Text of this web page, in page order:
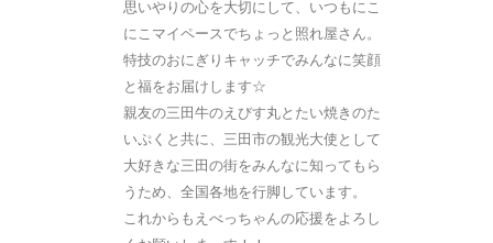
思いやりの心を大切にして、いつもにこ
にこマイペースでちょっと照れ屋さん。
特技のおにぎりキャッチでみんなに笑顔
と福をお届けします☆
親友の三田牛のえびす丸とたい焼きのた
いぷくと共に、三田市の観光大使として
大好きな三田の街をみんなに知ってもら
うため、全国各地を行脚しています。
これからもえべっちゃんの応援をよろし